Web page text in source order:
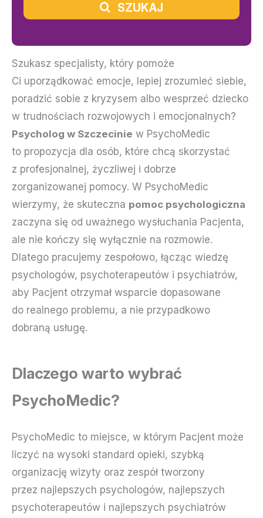
SZUKAJ
Szukasz specjalisty, który pomoże
Ci uporządkować emocje, lepiej zrozumieć siebie,
poradzić sobie z kryzysem albo wesprzeć dziecko
w trudnościach rozwojowych i emocjonalnych?
Psycholog w Szczecinie w PsychoMedic
to propozycja dla osób, które chcą skorzystać
z profesjonalnej, życzliwej i dobrze
zorganizowanej pomocy. W PsychoMedic
wierzymy, że skuteczna pomoc psychologiczna
zaczyna się od uważnego wysłuchania Pacjenta,
ale nie kończy się wyłącznie na rozmowie.
Dlatego pracujemy zespołowo, łącząc wiedzę
psychologów, psychoterapeutów i psychiatrów,
aby Pacjent otrzymał wsparcie dopasowane
do realnego problemu, a nie przypadkowo
dobraną usługę.
Dlaczego warto wybrać
PsychoMedic?
PsychoMedic to miejsce, w którym Pacjent może
liczyć na wysoki standard opieki, szybką
organizację wizyty oraz zespół tworzony
przez najlepszych psychologów, najlepszych
psychoterapeutów i najlepszych psychiatrów